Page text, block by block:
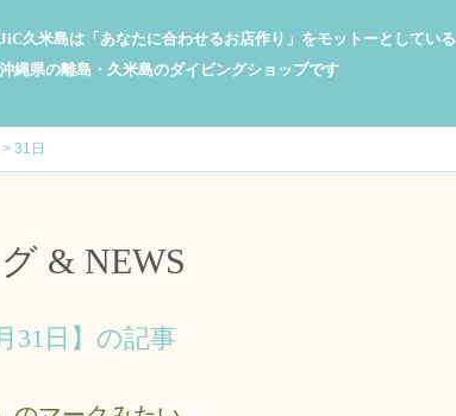
JiC久米島は「あなたに合わせるお店作り」をモットーとしている
沖縄県の離島・久米島のダイビングショップです
> 31日
& NEWS
31日】の記事